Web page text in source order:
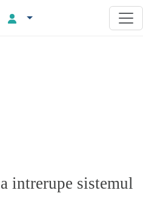
intrerupe sistemul